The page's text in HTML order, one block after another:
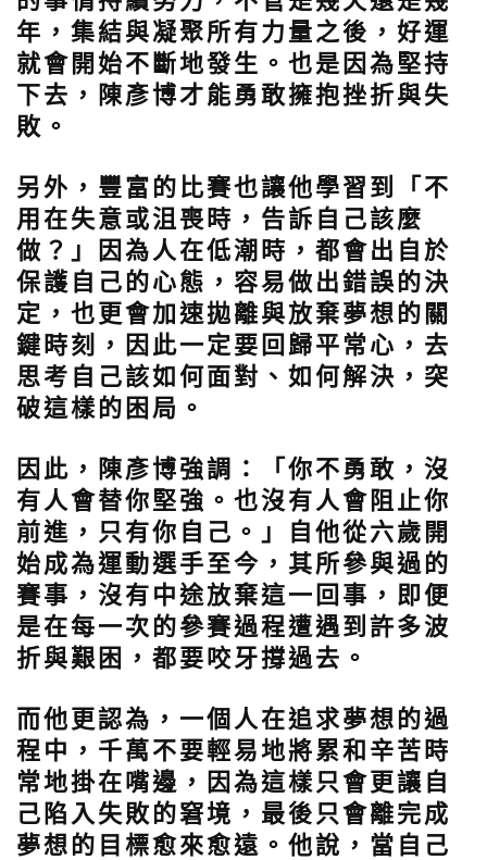
年，集結與凝聚所有力量之後，好運
就會開始不斷地發生。也是因為堅持
下去，陳彥博才能勇敢擁抱挫折與失
敗。
另外，豐富的比賽也讓他學習到「不
用在失意或沮喪時，告訴自己該麼
做？」因為人在低潮時，都會出自於
保護自己的心態，容易做出錯誤的決
定，也更會加速拋離與放棄夢想的關
鍵時刻，因此一定要回歸平常心，去
思考自己該如何面對、如何解決，突
破這樣的困局。
因此，陳彥博強調：「你不勇敢，沒
有人會替你堅強。也沒有人會阻止你
前進，只有你自己。」自他從六歲開
始成為運動選手至今，其所參與過的
賽事，沒有中途放棄這一回事，即便
是在每一次的參賽過程遭遇到許多波
折與艱困，都要咬牙撐過去。
而他更認為，一個人在追求夢想的過
程中，千萬不要輕易地將累和辛苦時
常地掛在嘴邊，因為這樣只會更讓自
己陷入失敗的窘境，最後只會離完成
夢想的目標愈來愈遠。他說，當自己